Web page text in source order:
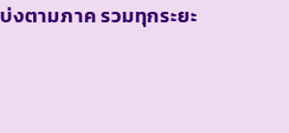
งตามภาค รวมทุกระยะ